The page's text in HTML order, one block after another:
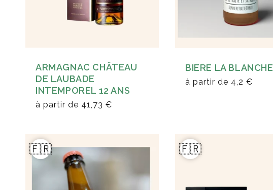
ARMAGNAC CHÂTEAU
DE LAUBADE
INTEMPOREL 12 ANS
à partir de 41,73 €
BIERE LA BLANCHE
à partir de 4,2 €
🇫🇷 🇫🇷